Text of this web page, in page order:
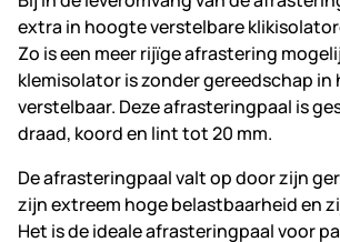
extra in hoogte verstelbare
Zo is een meer rijïge afrastering
klemisolator is zonder gereedschap
verstelbaar. Deze afrasteringpaal is
draad, koord en lint tot 20 mm.
De afrasteringpaal valt op door zijn
zijn extreem hoge belastbaarheid en
Het is de ideale afrasteringpaal voor